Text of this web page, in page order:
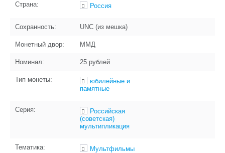
Страна: Россия
Сохранность: UNC (из мешка)
Монетный двор: ММД
Номинал: 25 рублей
Тип монеты:
юбилейные и
памятные
Серия:
Российская
(советская)
мультипликация
Тематика: Мультфильмы